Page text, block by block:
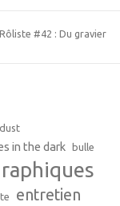
#42 : Du gravier
in the dark bulle
entretien